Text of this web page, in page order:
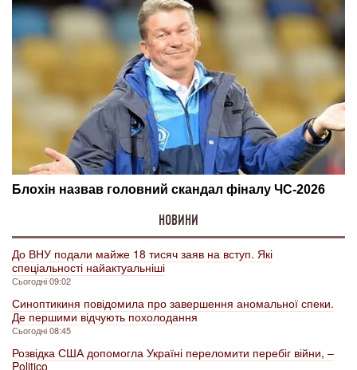
НОВИНИ
До ВНУ подали майже 18 тисяч заяв на вступ. Які
спеціальності найактуальніші
Сьогодні 09:02
Синоптикиня повідомила про завершення аномальної спеки.
Де першими відчують похолодання
Сьогодні 08:45
Розвідка США допомогла Україні переломити перебіг війни, –
Politico